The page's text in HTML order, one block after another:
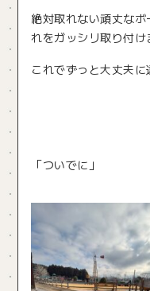
絶対取れない頑丈な
れをガッシリ取り付け
これでずっと大丈夫に
「ついでに」